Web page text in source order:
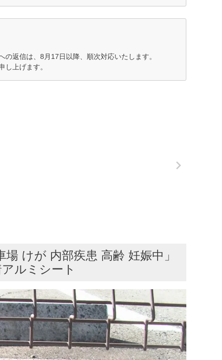
返信は、8月17日以降、順次対応いたします。
上げます。
けが 内部疾患 高齢 妊娠中」
ルミシート